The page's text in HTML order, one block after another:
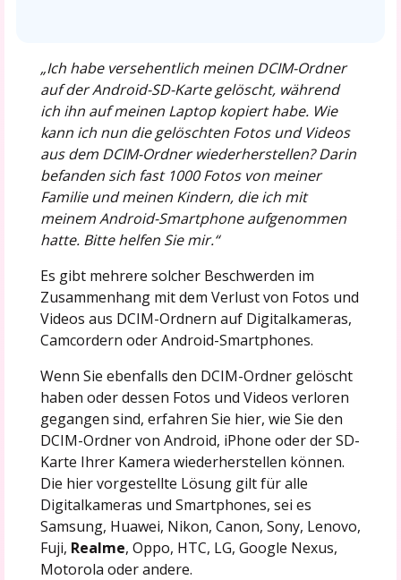
„Ich habe versehentlich meinen DCIM-Ordner
auf der Android-SD-Karte gelöscht, während
ich ihn auf meinen Laptop kopiert habe. Wie
kann ich nun die gelöschten Fotos und Videos
aus dem DCIM-Ordner wiederherstellen? Darin
befanden sich fast 1000 Fotos von meiner
Familie und meinen Kindern, die ich mit
meinem Android-Smartphone aufgenommen
hatte. Bitte helfen Sie mir.“
Es gibt mehrere solcher Beschwerden im
Zusammenhang mit dem Verlust von Fotos und
Videos aus DCIM-Ordnern auf Digitalkameras,
Camcordern oder Android-Smartphones.
Wenn Sie ebenfalls den DCIM-Ordner gelöscht
haben oder dessen Fotos und Videos verloren
gegangen sind, erfahren Sie hier, wie Sie den
DCIM-Ordner von Android, iPhone oder der SD-
Karte Ihrer Kamera wiederherstellen können.
Die hier vorgestellte Lösung gilt für alle
Digitalkameras und Smartphones, sei es
Samsung, Huawei, Nikon, Canon, Sony, Lenovo,
Fuji, Realme, Oppo, HTC, LG, Google Nexus,
Motorola oder andere.